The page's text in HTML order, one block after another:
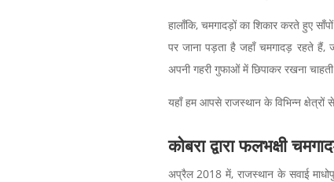
हालाँकि, चमगादड़ों का शिकार करते हुए
पर जाना पड़ता है जहाँ चमगादड़ रहते हैं,
अपनी गहरी गुफाओं में छिपाकर रखना चाहती
यहाँ हम आपसे राजस्थान के विभिन्न
कोबरा द्वाराफलभक्षी
अप्रैल 2018 में, राजस्थान के सवाई